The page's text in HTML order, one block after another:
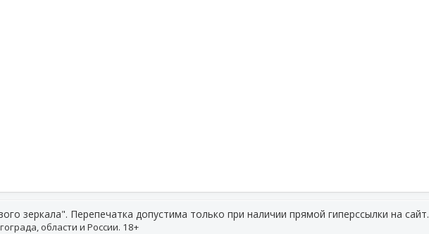
зеркала". Перепечатка допустима только при наличии прямой гиперссылки на сайт.
области и России. 18+